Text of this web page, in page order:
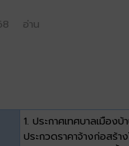
อ่าน
1. ประกาศเทศบาลเมืองบ้
ประกวดราคาจ้างก่อสร้า